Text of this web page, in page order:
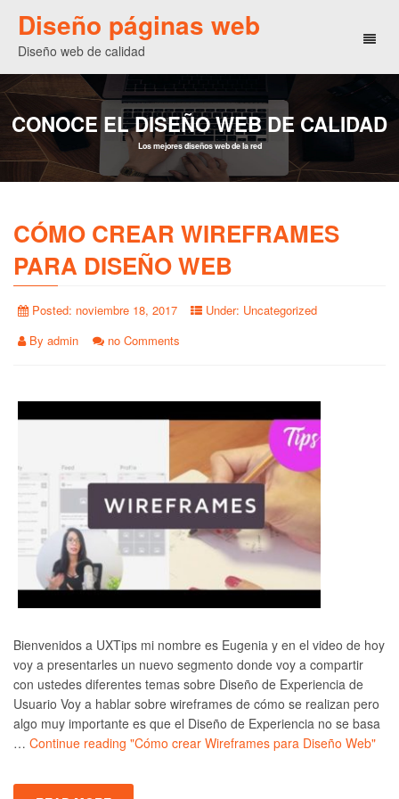
Diseño páginas web
Diseño web de calidad
CONOCE EL DISEÑO WEB DE CALIDAD
Los mejores diseños web de la red
CÓMO CREAR WIREFRAMES
PARA DISEÑO WEB
Posted: noviembre 18, 2017 Under: Uncategorized
By admin no Comments
Bienvenidos a UXTips mi nombre es Eugenia y en el video de hoy
voy a presentarles un nuevo segmento donde voy a compartir
con ustedes diferentes temas sobre Diseño de Experiencia de
Usuario Voy a hablar sobre wireframes de cómo se realizan pero
algo muy importante es que el Diseño de Experiencia no se basa
… Continue reading "Cómo crear Wireframes para Diseño Web"